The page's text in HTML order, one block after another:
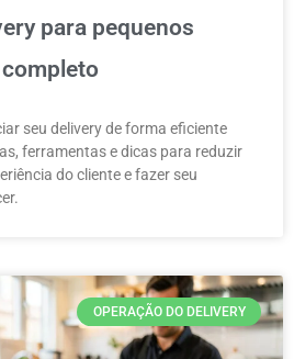
para pequenos
seu delivery de forma eficiente
ferramentas e dicas para reduzir
do cliente e fazer seu
OPERAÇÃO DO DELIVERY